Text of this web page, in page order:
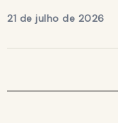
21 de julho de 2026